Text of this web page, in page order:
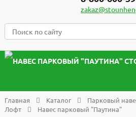
Главная Каталог Парковый
Лофт
Навес парковый "Паутина"